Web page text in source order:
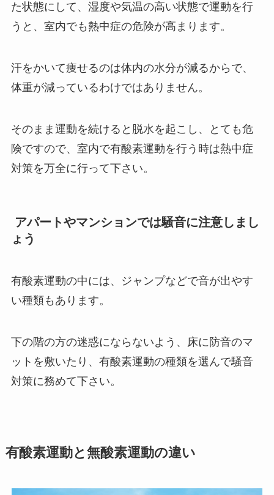
た状態にして、湿度や気温の高い状態で運動を行
うと、室内でも熱中症の危険が高まります。
汗をかいて痩せるのは体内の水分が減るからで、
体重が減っているわけではありません。
そのまま運動を続けると脱水を起こし、とても危
険ですので、室内で有酸素運動を行う時は熱中症
対策を万全に行って下さい。
アパートやマンションでは騒音に注意しまし
ょう
有酸素運動の中には、ジャンプなどで音が出やす
い種類もあります。
下の階の方の迷惑にならないよう、床に防音のマ
ットを敷いたり、有酸素運動の種類を選んで騒音
対策に務めて下さい。
有酸素運動と無酸素運動の違い